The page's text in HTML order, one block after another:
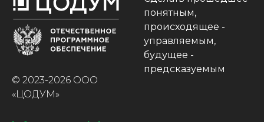
© 2023-2026 ООО
«ЦОДУМ»
понятным,
происходящее -
управляемым,
будущее -
предсказуемым